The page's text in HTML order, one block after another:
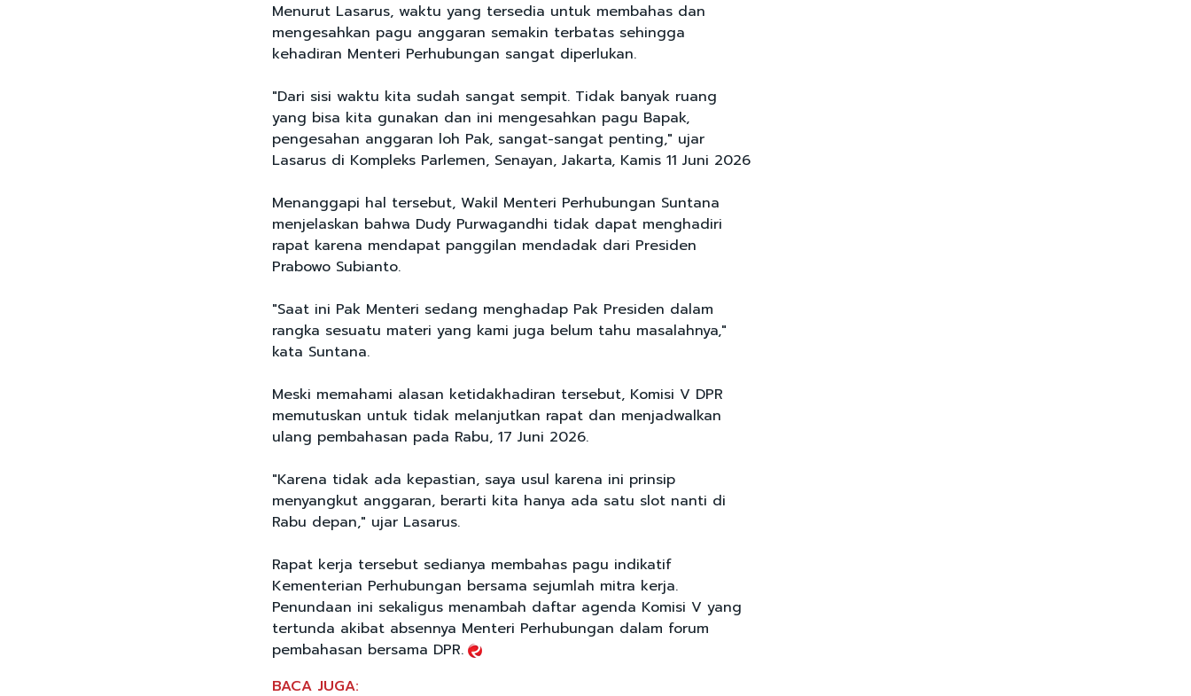
Menurut Lasarus, waktu yang tersedia untuk membahas dan
mengesahkan pagu anggaran semakin terbatas sehingga
kehadiran Menteri Perhubungan sangat diperlukan.
"Dari sisi waktu kita sudah sangat sempit. Tidak banyak ruang
yang bisa kita gunakan dan ini mengesahkan pagu Bapak,
pengesahan anggaran loh Pak, sangat-sangat penting," ujar
Lasarus di Kompleks Parlemen, Senayan, Jakarta, Kamis 11 Juni 2026
Menanggapi hal tersebut, Wakil Menteri Perhubungan Suntana
menjelaskan bahwa Dudy Purwagandhi tidak dapat menghadiri
rapat karena mendapat panggilan mendadak dari Presiden
Prabowo Subianto.
"Saat ini Pak Menteri sedang menghadap Pak Presiden dalam
rangka sesuatu materi yang kami juga belum tahu masalahnya,"
kata Suntana.
Meski memahami alasan ketidakhadiran tersebut, Komisi V DPR
memutuskan untuk tidak melanjutkan rapat dan menjadwalkan
ulang pembahasan pada Rabu, 17 Juni 2026.
"Karena tidak ada kepastian, saya usul karena ini prinsip
menyangkut anggaran, berarti kita hanya ada satu slot nanti di
Rabu depan," ujar Lasarus.
Rapat kerja tersebut sedianya membahas pagu indikatif
Kementerian Perhubungan bersama sejumlah mitra kerja.
Penundaan ini sekaligus menambah daftar agenda Komisi V yang
tertunda akibat absennya Menteri Perhubungan dalam forum
pembahasan bersama DPR.
BACA JUGA: